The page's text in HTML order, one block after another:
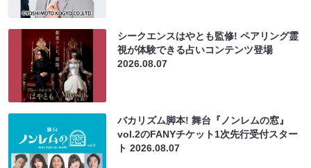
シークエンスはやとも監修! ペアリング霊
視が体験できる占いコンテンツ登場
2026.08.07
バカリズム脚本! 舞台『ノンレムの窓』
vol.2のFANYチケット1次先行受付スター
ト2026.08.07